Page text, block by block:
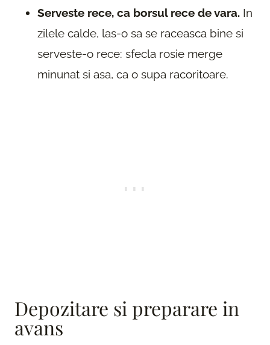
Serveste rece, ca borsul rece de vara. In
zilele calde, las-o sa se raceasca bine si
serveste-o rece: sfecla rosie merge
minunat si asa, ca o supa racoritoare.
Depozitare si preparare in
avans